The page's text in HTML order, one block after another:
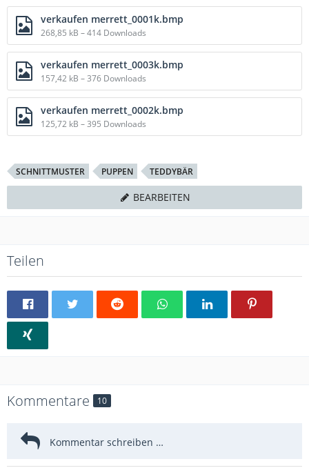
verkaufen merrett_0001k.bmp
268,85 kB – 414 Downloads
verkaufen merrett_0003k.bmp
157,42 kB – 376 Downloads
verkaufen merrett_0002k.bmp
125,72 kB – 395 Downloads
SCHNITTMUSTER PUPPEN TEDDYBÄR
BEARBEITEN
Teilen
Kommentare 10